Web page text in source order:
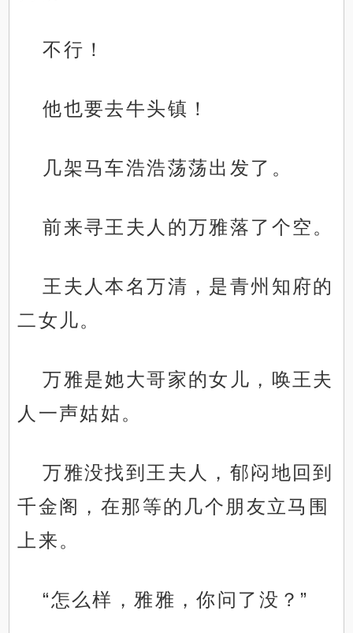
不行！
他也要去牛头镇！
几架马车浩浩荡荡出发了。
前来寻王夫人的万雅落了个空。
王夫人本名万清，是青州知府的
二女儿。
万雅是她大哥家的女儿，唤王夫
人一声姑姑。
万雅没找到王夫人，郁闷地回到
千金阁，在那等的几个朋友立马围
上来。
“怎么样，雅雅，你问了没？”